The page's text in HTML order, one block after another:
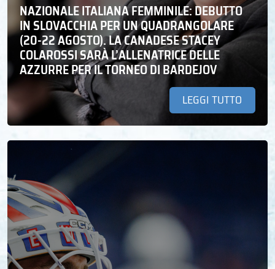
NAZIONALE ITALIANA FEMMINILE: DEBUTTO
IN SLOVACCHIA PER UN QUADRANGOLARE
(20-22 AGOSTO). LA CANADESE STACEY
COLAROSSI SARÀ L’ALLENATRICE DELLE
AZZURRE PER IL TORNEO DI BARDEJOV
LEGGI TUTTO